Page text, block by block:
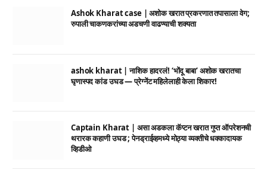
Ashok Kharat case | अशोक खरात प्रकरणात तपासाला वेग;
रुपाली चाकणकरांच्या अडचणी वाढण्याची शक्यता
ashok kharat | नाशिक हादरलं! ‘भोंदू बाबा’ अशोक खरातचा
घृणास्पद कांड उघड — प्रेग्नेंट महिलेलाही केला शिकार!
Captain Kharat | असा अडकला कॅप्टन खरात गुप्त ऑपरेशनची
थरारक कहाणी उघड ; पेनड्राईव्हमध्ये मोठ्या व्यक्तीचे धक्कादायक
व्हिडीओ